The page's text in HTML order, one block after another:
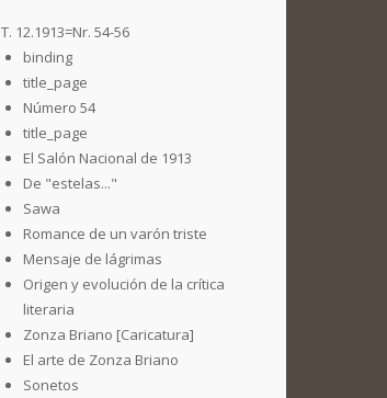
T. 12.1913=Nr. 54-56
binding
title_page
Número 54
title_page
El Salón Nacional de 1913
De "estelas..."
Sawa
Romance de un varón triste
Mensaje de lágrimas
Origen y evolución de la crítica
literaria
Zonza Briano [Caricatura]
El arte de Zonza Briano
Sonetos